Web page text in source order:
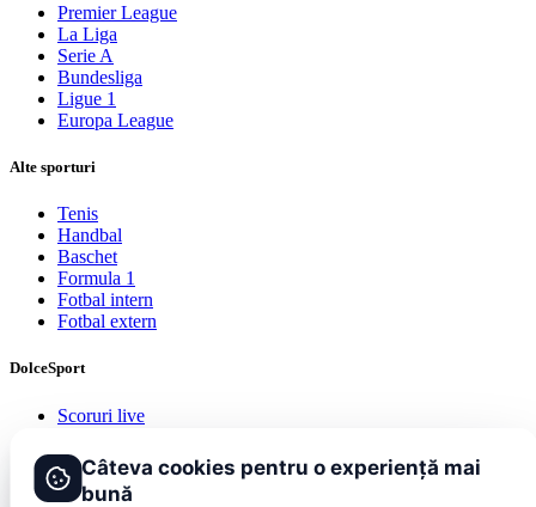
Premier League
La Liga
Serie A
Bundesliga
Ligue 1
Europa League
Alte sporturi
Tenis
Handbal
Baschet
Formula 1
Fotbal intern
Fotbal extern
DolceSport
Scoruri live
Publicitate
Termeni și condiții
Câteva cookies pentru o experiență mai
bună